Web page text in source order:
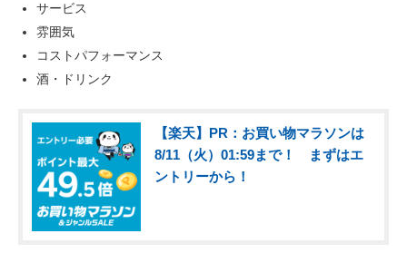
サービス
雰囲気
コストパフォーマンス
酒・ドリンク
【楽天】PR：お買い物マラソンは
8/11（火）01:59まで！ まずはエ
ントリーから！